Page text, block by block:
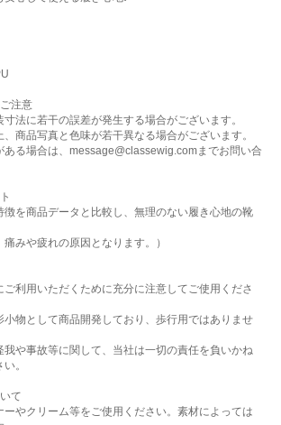
注意
寸法に若干の誤差が発生する場合がございます。
、商品写真と色味が若干異なる場合がございます。
ある場合は、message@classewig.comまでお問い合
徴を商品データと比較し、無理のない履き心地の靴
痛みや疲れの原因となります。）
利用いただくために充分に注意してご使用くださ
物として商品開発しており、歩行用ではありませ
我や事故等に関して、当社は一切の責任を負いかね
。
て
やクリーム等をご使用ください。素材によっては